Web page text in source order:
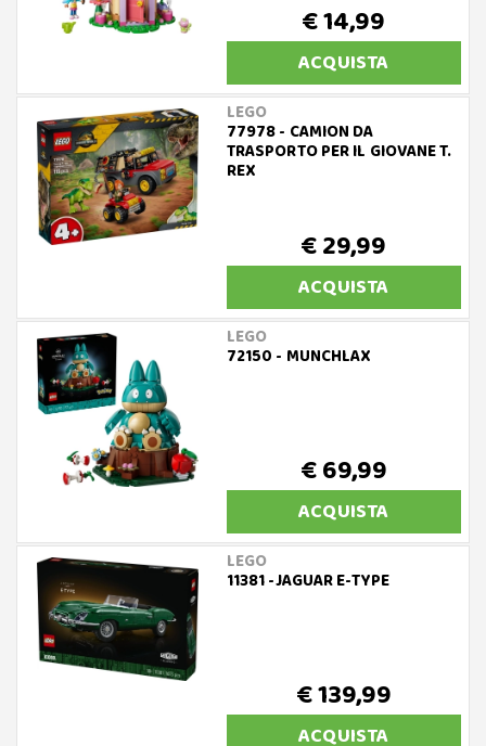
€ 14,99
ACQUISTA
LEGO
77978 - CAMION DA
TRASPORTO PER IL GIOVANE T.
REX
€ 29,99
ACQUISTA
LEGO
72150 - MUNCHLAX
€ 69,99
ACQUISTA
LEGO
11381 -JAGUAR E-TYPE
€ 139,99
ACQUISTA